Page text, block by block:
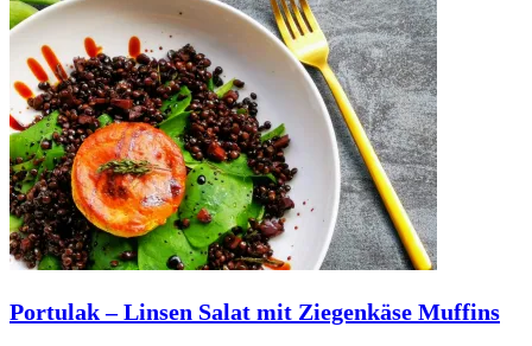
Portulak – Linsen Salat mit Ziegenkäse Muffins